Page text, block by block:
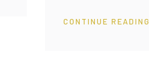
CONTINUE READING